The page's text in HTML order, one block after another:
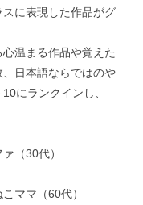
に表現した作品がグ
温まる作品や覚えた
日本語ならではのや
にランクインし、
（30代）
ママ（60代）